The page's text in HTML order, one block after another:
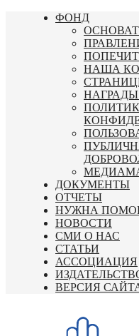
Перейти
ФОНД
НАША
ДОКУМЕНТЫ
ОТЧЕТЫ
НУЖНА
НОВОСТИ
СМИ О НАС
СТАТЬИ
АССОЦИАЦИЯ
ВЕРСИЯ